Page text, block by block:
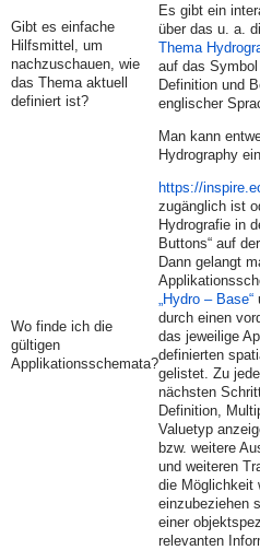
Gibt es einfache
Hilfsmittel, um
nachzuschauen, wie
das Thema aktuell
definiert ist?
Es gibt ein
über das u. a.
Thema
auf das
Definition und
englischer
Wo finde ich die
gültigen
Applikationsschemata?
Man kann
Hydrography
https://
zugänglich ist
Hydrografie in
Buttons“ auf
Dann gelangt
„Hydro – Base“
durch einen
das jeweilige
definierten
gelistet. Zu
nächsten
Definition,
Valuetyp
bzw. weitere
und weiteren
die Möglichkeit
einzubeziehen
einer
relevanten